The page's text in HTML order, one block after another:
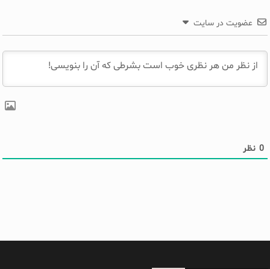
عضویت در سایت
0 نظر